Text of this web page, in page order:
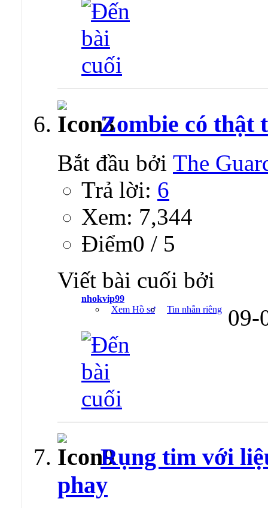
Zombie có thật
Bắt đầu bởi The
Trả lời: 6
Xem: 7,344
Ðiểm0 / 5
Viết bài cuối bởi
nhokvip99
Xem Hồ sơ
Tin nhắn riêng 09-
Rụng tim với
phay